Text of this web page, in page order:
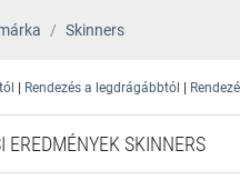
Skinners
| Rendezés a legdrágábbtól |
EREDMÉNYEK SKINNERS